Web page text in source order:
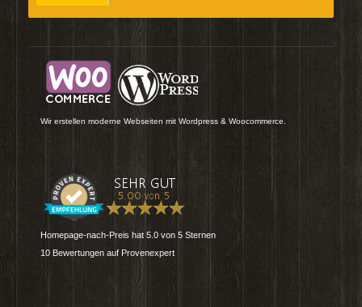
Wir erstellen moderne Webseiten mit Wordpress & Woocommerce.
Homepage-nach-Preis hat 5.0 von 5 Sternen
10 Bewertungen auf Provenexpert